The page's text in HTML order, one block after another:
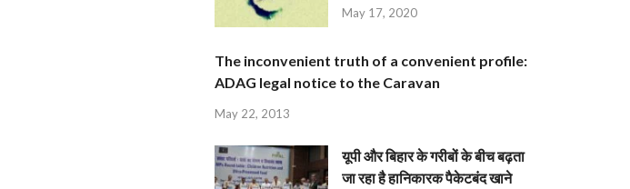
May 17, 2020
The inconvenient truth of a convenient profile:
ADAG legal notice to the Caravan
May 22, 2013
यूपी और बिहार के गरीबों के बीच बढ़ता
जा रहा है हानिकारक पैकेटबंद खाने